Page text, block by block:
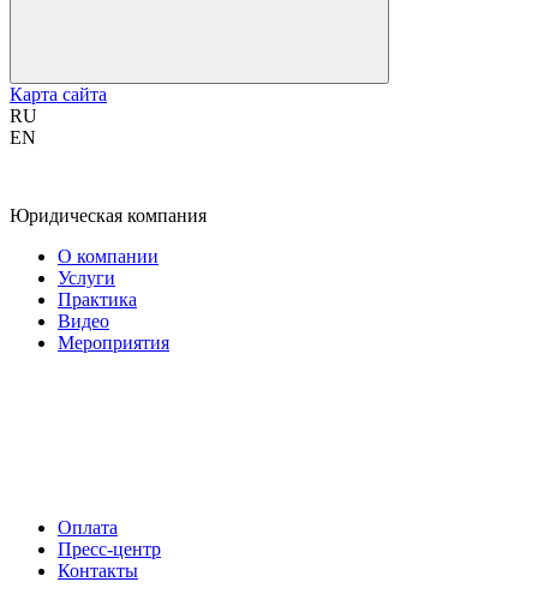
Карта сайта
RU
EN
Юридическая компания
О компании
Услуги
Практика
Видео
Мероприятия
Оплата
Пресс-центр
Контакты